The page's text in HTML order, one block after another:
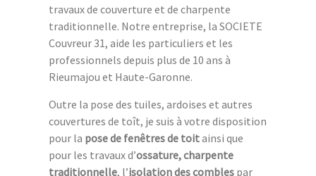
travaux de couverture et de charpente
traditionnelle. Notre entreprise, la SOCIETE
Couvreur 31, aide les particuliers et les
professionnels depuis plus de 10 ans à
Rieumajou et Haute-Garonne.
Outre la pose des tuiles, ardoises et autres
couvertures de toît, je suis à votre disposition
pour la pose de fenêtres de toitainsi que
pour les travaux d’ossature, charpente
traditionnelle, l’isolation des combles par